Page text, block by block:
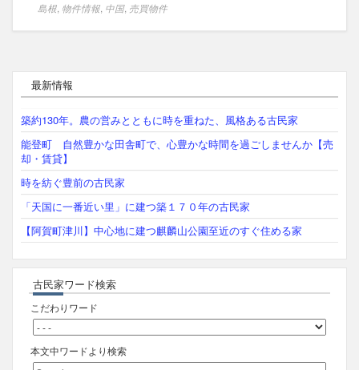
島根, 物件情報, 中国, 売買物件
最新情報
築約130年。農の営みとともに時を重ねた、風格ある古民家
能登町 自然豊かな田舎町で、心豊かな時間を過ごしませんか【売
却・賃貸】
時を紡ぐ豊前の古民家
「天国に一番近い里」に建つ築１７０年の古民家
【阿賀町津川】中心地に建つ麒麟山公園至近のすぐ住める家
古民家ワード検索
こだわりワード
本文中ワードより検索